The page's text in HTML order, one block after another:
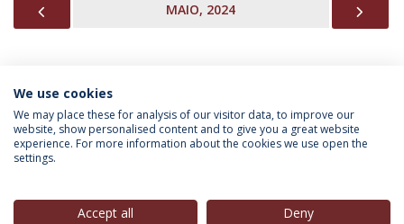
MAIO, 2024
INFORMAÇÃO PARA
We use cookies
We may place these for analysis of our visitor data, to improve our
website, show personalised content and to give you a great website
experience. For more information about the cookies we use open the
settings.
Accept all Deny